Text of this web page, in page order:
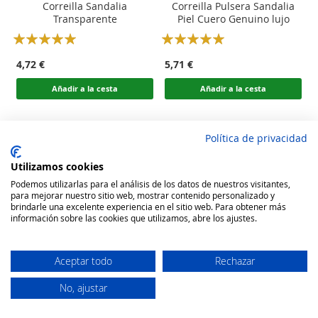
Correilla Sandalia
Transparente
Rating:
4,72 €
Añadir a la cesta
Correilla Pulsera Sandalia
Piel Cuero Genuino lujo
Rating:
5,71 €
Añadir a la cesta
Política de privacidad
Utilizamos cookies
Podemos utilizarlas para el análisis de los datos de nuestros visitantes,
para mejorar nuestro sitio web, mostrar contenido personalizado y
brindarle una excelente experiencia en el sitio web. Para obtener más
información sobre las cookies que utilizamos, abre los ajustes.
Aceptar todo Rechazar
No, ajustar